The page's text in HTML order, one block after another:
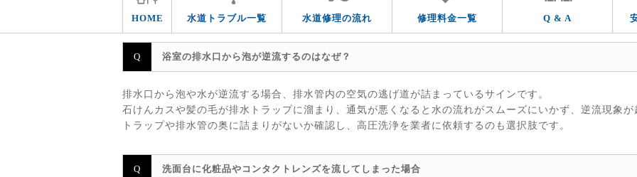
HOME 水道トラブル一覧 水道修理の流れ 修理料金一覧 Q & A
浴室の排水口から泡が逆流するのはなぜ？
排水口から泡や水が逆流する場合、排水管内の空気の逃げ道が詰まっているサインです。
石けんカスや髪の毛が排水トラップに溜まり、通気が悪くなると水の流れがスムーズにいかず、逆流現象
トラップや排水管の奥に詰まりがないか確認し、高圧洗浄を業者に依頼するのも選択肢です。
洗面台に化粧品やコンタクトレンズを流してしまった場合